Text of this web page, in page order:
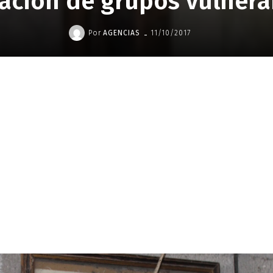
Por AGENCIAS - 11/10/2017